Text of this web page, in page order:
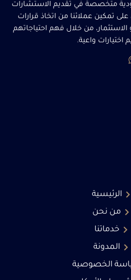
متخصصة في تقديم الاستشارات
تمكين عملائنا من اتخاذ قرارات
من خلال فهم احتياجاتهم
اختيارات واعية.
الرئيسية
من نحن
خدماتنا
المدونة
الخصوصية